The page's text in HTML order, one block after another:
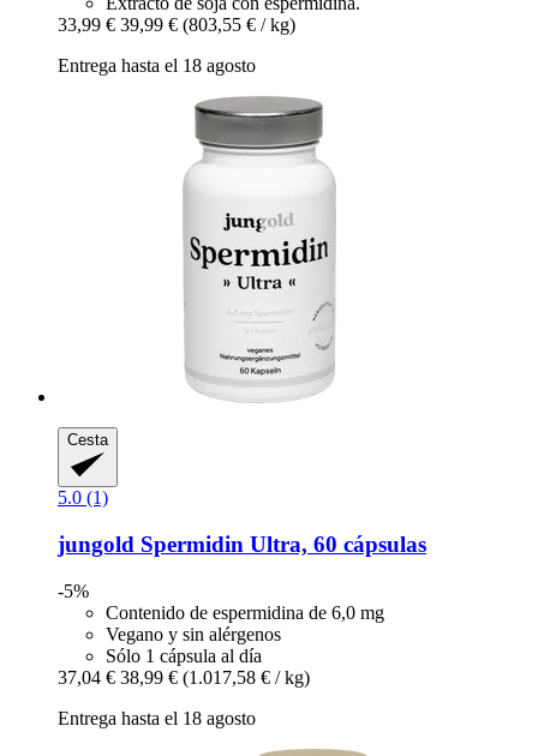
33,99 € 39,99 € (803,55 € / kg)
Entrega hasta el 18 agosto
Cesta
5.0 (1)
jungold Spermidin Ultra, 60 cápsulas
-5%
Contenido de espermidina de 6,0 mg
Vegano y sin alérgenos
Sólo 1 cápsula al día
37,04 € 38,99 € (1.017,58 € / kg)
Entrega hasta el 18 agosto